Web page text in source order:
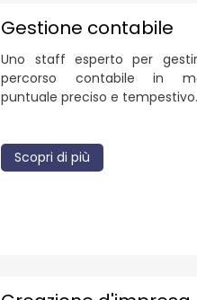
Gestione contabile
Uno staff esperto per
percorso contabile in
puntuale preciso e tempestivo.
Scopri di più